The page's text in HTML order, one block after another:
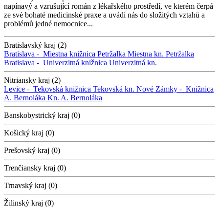
napínavý a vzrušující román z lékařského prostředí, ve kterém čerpá
ze své bohaté medicinské praxe a uvádí nás do složitých vztahů a
problémů jedné nemocnice...
Bratislavský kraj (2)
Bratislava - Miestna knižnica Petržalka Miestna kn. Petržalka
Bratislava - Univerzitná knižnica Univerzitná kn.
Nitriansky kraj (2)
Levice - Tekovská knižnica Tekovská kn. Nové Zámky - Knižnica
A. Bernoláka Kn. A. Bernoláka
Banskobystrický kraj (0)
Košický kraj (0)
Prešovský kraj (0)
Trenčiansky kraj (0)
Trnavský kraj (0)
Žilinský kraj (0)